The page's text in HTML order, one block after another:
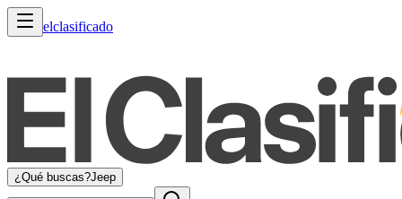
elclasificado
¿Qué buscas?Jeep